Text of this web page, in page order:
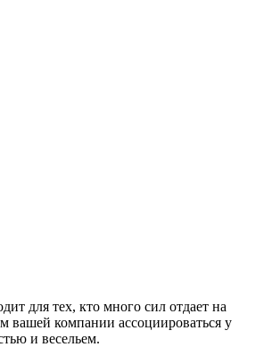
для тех, кто много сил отдает на
вашей компании ассоциироваться у
и весельем.